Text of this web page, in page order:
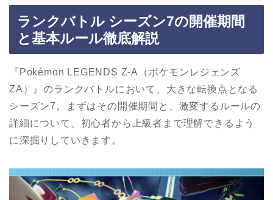
ランクバトル シーズン7の開催期間
と基本ルール徹底解説
『Pokémon LEGENDS Z-A（ポケモンレジェンズ
ZA）』のランクバトルにおいて、大きな転換点となる
シーズン7。まずはその開催期間と、激変するルールの
詳細について、初心者から上級者まで理解できるよう
に深掘りしていきます。